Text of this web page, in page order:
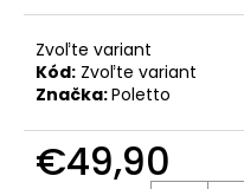
Zvoľte variant
Kód: Zvoľte variant
Značka:Poletto
€49,90
O
d
p
o